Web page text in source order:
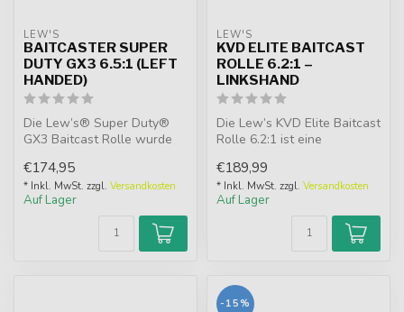
LEW'S
BAITCASTER SUPER
DUTY GX3 6.5:1 (LEFT
HANDED)
Die Lew’s® Super Duty®
GX3 Baitcast Rolle wurde
schwierigsten...
€174,95
* Inkl. MwSt. zzgl. Versandkosten
Auf Lager
LEW'S
KVD ELITE BAITCAST
ROLLE 6.2:1 –
LINKSHAND
Die Lew’s KVD Elite Baitcast
Rolle 6.2:1 ist eine
leich...
€189,99
* Inkl. MwSt. zzgl. Versandkosten
Auf Lager
-15%